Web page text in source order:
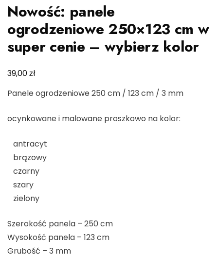
Nowość: panele
ogrodzeniowe 250×123 cm w
super cenie – wybierz kolor
39,00zł
Panele ogrodzeniowe 250 cm / 123 cm / 3 mm
ocynkowane i malowane proszkowo na kolor:
antracyt
brązowy
czarny
szary
zielony
Szerokość panela – 250 cm
Wysokość panela – 123 cm
Grubość – 3 mm